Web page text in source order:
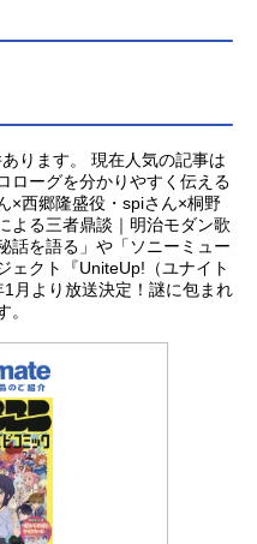
ります。 現在人気の記事は
ローグを分かりやすく伝える
×西郷隆盛役・spiさん×桐野
よる三者鼎談｜明治モダン歌
話を語る」や「ソニーミュー
ェクト『UniteUp!（ユナイト
月より放送決定！謎に包まれ